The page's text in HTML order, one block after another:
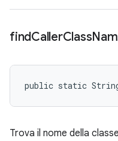
findCallerClass
public static String
Trova il nome della